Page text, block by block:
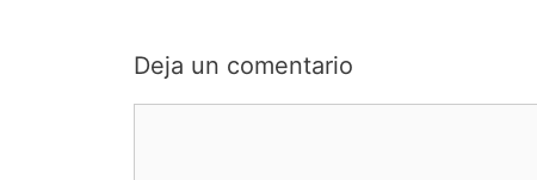
Deja un comentario